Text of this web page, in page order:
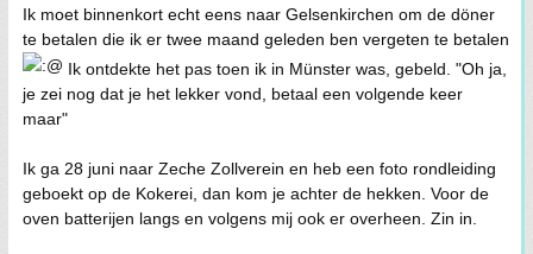
Ik moet binnenkort echt eens naar Gelsenkirchen om de döner
te betalen die ik er twee maand geleden ben vergeten te betalen
Ik ontdekte het pas toen ik in Münster was, gebeld. "Oh ja,
je zei nog dat je het lekker vond, betaal een volgende keer
maar"
Ik ga 28 juni naar Zeche Zollverein en heb een foto rondleiding
geboekt op de Kokerei, dan kom je achter de hekken. Voor de
oven batterijen langs en volgens mij ook er overheen. Zin in.